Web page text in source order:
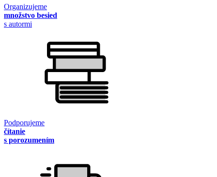
Organizujeme
množstvo besied
s autormi
Podporujeme
čítanie
s porozumením